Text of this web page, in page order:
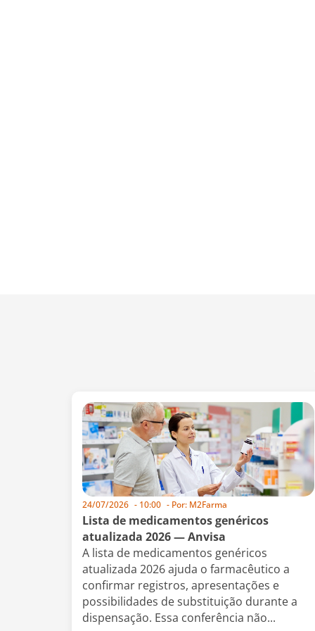
24/07/2026 - 10:00 - Por: M2Farma
Lista de medicamentos genéricos
atualizada 2026 — Anvisa
A lista de medicamentos genéricos
atualizada 2026 ajuda o farmacêutico a
confirmar registros, apresentações e
possibilidades de substituição durante a
dispensação. Essa conferência não...